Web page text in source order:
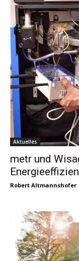
Aktuelles
metr und
Robert Altmannshofer